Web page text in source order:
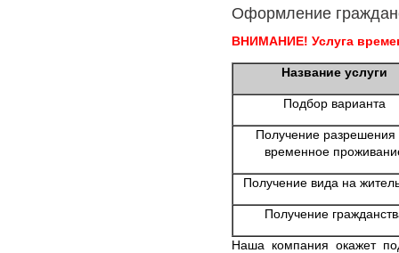
Оформление
ВНИМАНИЕ! Услуга
Название услуги
Подбор варианта
Получение разрешения
временное
Получение вида на
Получение
Наша компания окажет